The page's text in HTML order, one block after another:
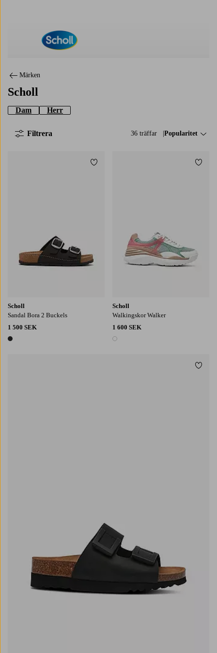
Märken
Scholl
Dam Herr
36 träffar Sortera på:
Popularitet
Filtrera
Scholl
Sandal Bora 2 Buckels
1 500 SEK
1 färg
Lägg till i favoriter
Scholl
Walkingskor Walker
1 600 SEK
1 färg